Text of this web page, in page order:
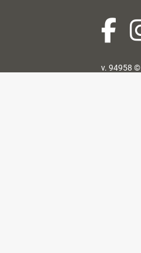
v. 94958 ©